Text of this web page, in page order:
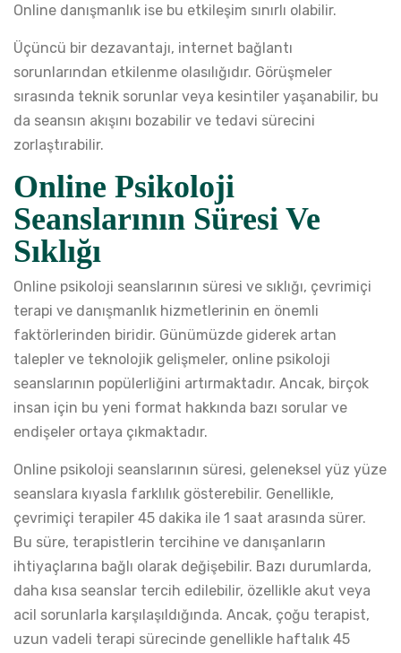
Online danışmanlık ise bu etkileşim sınırlı olabilir.
Üçüncü bir dezavantajı, internet bağlantı
sorunlarından etkilenme olasılığıdır. Görüşmeler
sırasında teknik sorunlar veya kesintiler yaşanabilir, bu
da seansın akışını bozabilir ve tedavi sürecini
zorlaştırabilir.
Online Psikoloji
Seanslarının Süresi Ve
Sıklığı
Online psikoloji seanslarının süresi ve sıklığı, çevrimiçi
terapi ve danışmanlık hizmetlerinin en önemli
faktörlerinden biridir. Günümüzde giderek artan
talepler ve teknolojik gelişmeler, online psikoloji
seanslarının popülerliğini artırmaktadır. Ancak, birçok
insan için bu yeni format hakkında bazı sorular ve
endişeler ortaya çıkmaktadır.
Online psikoloji seanslarının süresi, geleneksel yüz yüze
seanslara kıyasla farklılık gösterebilir. Genellikle,
çevrimiçi terapiler 45 dakika ile 1 saat arasında sürer.
Bu süre, terapistlerin tercihine ve danışanların
ihtiyaçlarına bağlı olarak değişebilir. Bazı durumlarda,
daha kısa seanslar tercih edilebilir, özellikle akut veya
acil sorunlarla karşılaşıldığında. Ancak, çoğu terapist,
uzun vadeli terapi sürecinde genellikle haftalık 45